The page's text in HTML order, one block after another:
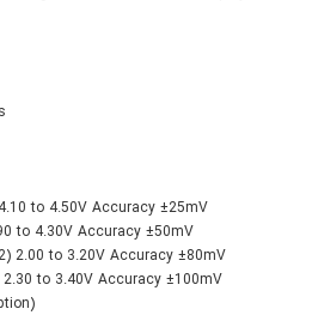
to 4.50V Accuracy ±25mV
to 4.30V Accuracy ±50mV
2.00 to 3.20V Accuracy ±80mV
to 3.40V Accuracy ±100mV